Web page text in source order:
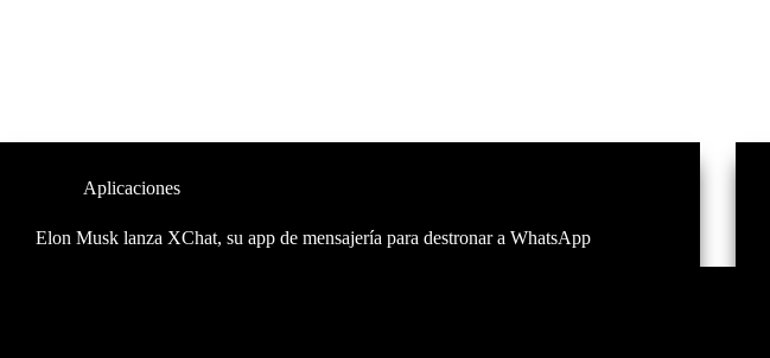
Aplicaciones
Elon Musk lanza XChat, su app de mensajería para destronar a WhatsApp